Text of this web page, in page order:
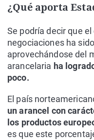
¿Qué aporta
Se podría decir que
negociaciones ha
aprovechándose del
arancelaria ha
poco.
El país
un arancel con
los productos
es que este